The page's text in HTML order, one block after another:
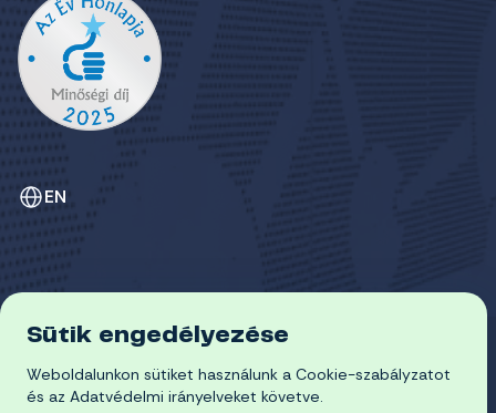
EN
© 2026 Miskolci Egyetem
ADATVÉDELEM
COOKIE-SZABÁLYZAT
Sütik engedélyezése
Weboldalunkon sütiket használunk a Cookie-szabályzatot
és az Adatvédelmi irányelveket követve.